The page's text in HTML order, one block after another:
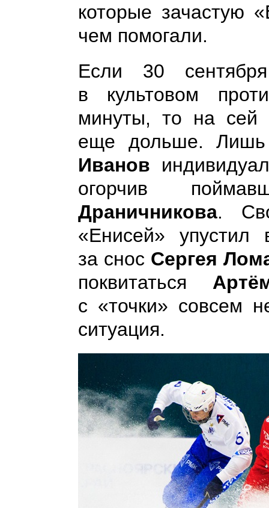
которые зачастую
чем помогали.
Если 30
в культовом
минуты, то на сей
еще дольше.
Иванов
огорчив
Драничникова.
«Енисей» упустил
за снос Сергея
поквитаться
с «точки» совсем
ситуация.